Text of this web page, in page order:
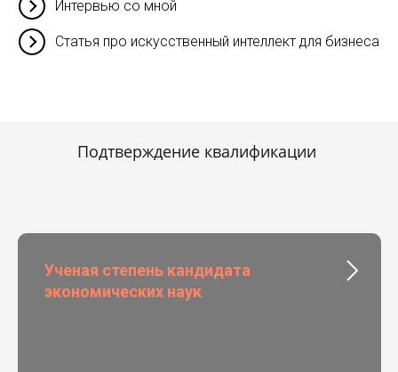
Интервью со мной
Статья про искусственный интеллект для бизнеса
Подтверждение квалификации
Ученая степень кандидата
экономических наук